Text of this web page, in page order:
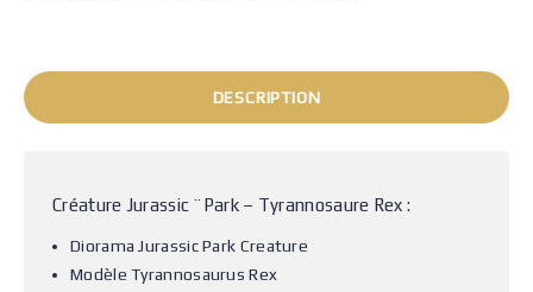
DESCRIPTION
Créature Jurassic ¨Park – Tyrannosaure Rex :
Diorama Jurassic Park Creature
Modèle Tyrannosaurus Rex